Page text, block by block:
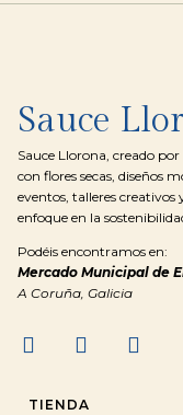
Sauce
Sauce Llorona, creado
con flores secas, diseños
eventos, talleres creativos
enfoque en la
Podéis encontramos en:
Mercado Municipal de
A Coruña, Galicia
TIENDA